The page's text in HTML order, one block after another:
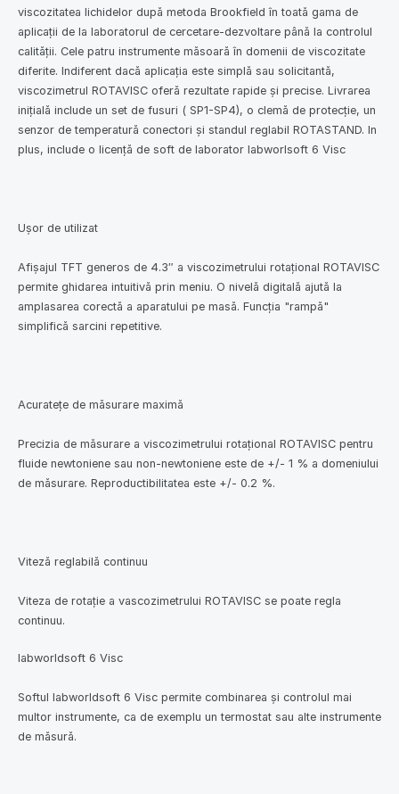
viscozitatea lichidelor după metoda Brookfield în toată gama de
aplicaţii de la laboratorul de cercetare-dezvoltare până la controlul
calităţii. Cele patru instrumente măsoară în domenii de viscozitate
diferite. Indiferent dacă aplicaţia este simplă sau solicitantă,
viscozimetrul ROTAVISC oferă rezultate rapide şi precise. Livrarea
iniţială include un set de fusuri ( SP1-SP4), o clemă de protecţie, un
senzor de temperatură conectori şi standul reglabil ROTASTAND. In
plus, include o licenţă de soft de laborator labworlsoft 6 Visc
Uşor de utilizat
Afişajul TFT generos de 4.3″ a viscozimetrului rotaţional ROTAVISC
permite ghidarea intuitivă prin meniu. O nivelă digitală ajută la
amplasarea corectă a aparatului pe masă. Funcţia "rampă"
simplifică sarcini repetitive.
Acurateţe de măsurare maximă
Precizia de măsurare a viscozimetrului rotaţional ROTAVISC pentru
fluide newtoniene sau non-newtoniene este de +/- 1 % a domeniului
de măsurare. Reproductibilitatea este +/- 0.2 %.
Viteză reglabilă continuu
Viteza de rotaţie a vascozimetrului ROTAVISC se poate regla
continuu.
labworldsoft 6 Visc
Softul labworldsoft 6 Visc permite combinarea şi controlul mai
multor instrumente, ca de exemplu un termostat sau alte instrumente
de măsură.